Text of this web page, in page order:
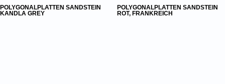
POLYGONALPLATTEN SANDSTEIN
KANDLA GREY
POLYGONALPLATTEN SANDSTEIN
ROT, FRANKREICH